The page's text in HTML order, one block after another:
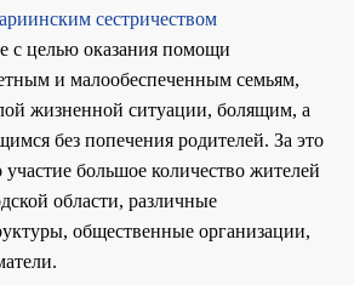
сестричеством
с целью оказания помощи
и малообеспеченным семьям,
жизненной ситуации, болящим, а
без попечения родителей. За это
большое количество жителей
области, различные
общественные организации,